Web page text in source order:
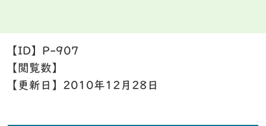
【ID】 P-907
【閲覧数】
【更新日】 2010年12月28日